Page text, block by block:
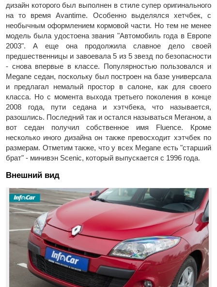
дизайн которого был выполнен в стиле супер оригинального
на то время Avantime. Особенно выделялся хетчбек, с
необычным оформлением кормовой части. Но тем не менее
модель была удостоена звания "Автомобиль года в Европе
2003". А еще она продолжила славное дело своей
предшественницы и завоевала 5 из 5 звезд по безопасности
- снова впервые в классе. Популярностью пользовался и
Megane седан, поскольку был построен на базе универсала
и предлагал немалый простор в салоне, как для своего
класса. Но с момента выхода третьего поколения в конце
2008 года, пути седана и хэтчбека, что называется,
разошлись. Последний так и остался называться Меганом, а
вот седан получил собственное имя Fluence. Кроме
несколько иного дизайна он также превосходит хэтчбек по
размерам. Отметим также, что у всех Megane есть "старший
брат" - минивэн Scenic, который выпускается с 1996 года.
Внешний вид